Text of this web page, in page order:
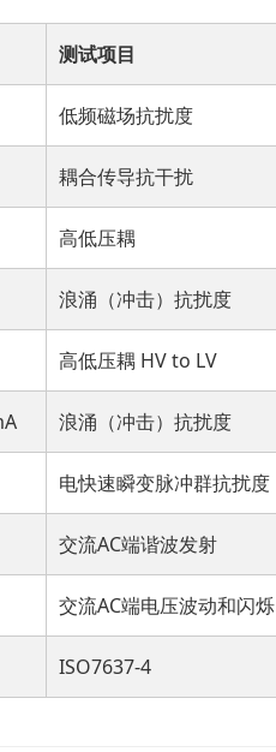
测试项目
低频磁场抗扰度
耦合传导抗干扰
高低压耦
浪涌（冲击）抗扰度
高低压耦 HV to LV
浪涌（冲击）抗扰度
电快速瞬变脉冲群抗扰度
交流AC端谐波发射
交流AC端电压波动和闪烁
ISO7637-4